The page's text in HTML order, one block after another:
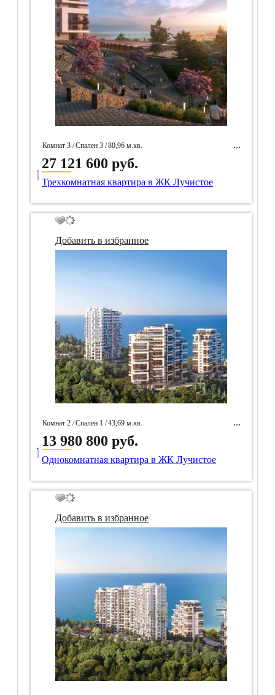
Комнат 3 /Спален 3 /80,96 м.кв.
/микрорайон Семидворье, Алушта
/ Идентификатор собственность 97349
27 121 600 руб.
____
Трехкомнатная квартира в ЖК Лучистое
Добавить в избранное
Комнат 2 /Спален 1 /43,69 м.кв.
микрорайон Семидворье, Алушта
/ Идентификатор собственность 97287
13 980 800 руб.
____
Однокомнатная квартира в ЖК Лучистое
Добавить в избранное